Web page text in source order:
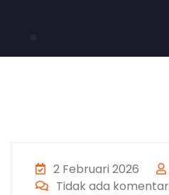
2 Februari 2026
Tidak ada komentar